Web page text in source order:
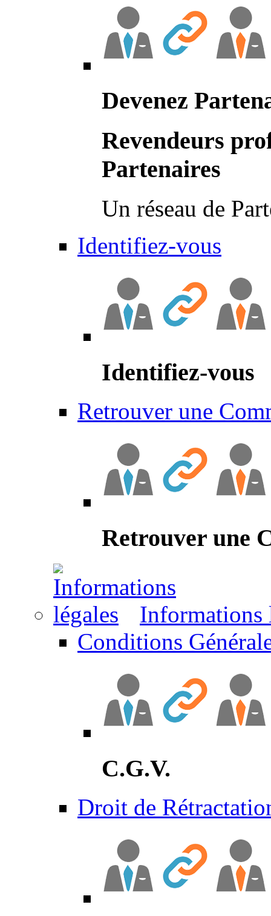
Devenez
Revendeurs
Partenaires
Un réseau de
Identifiez-vous
Identifiez-vous
Retrouver une
Retrouver une
Informations
Conditions
C.G.V.
Droit de